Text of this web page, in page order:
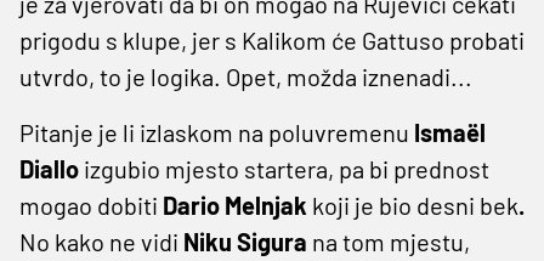
prigodu s klupe, jer s Kalikom će Gattuso probati
utvrdo, to je logika. Opet, možda iznenadi...
Pitanje je li izlaskom na poluvremenu Ismaël
Diallo izgubio mjesto startera, pa bi prednost
mogao dobiti Dario Melnjak koji je bio desni bek.
No kako ne vidi Niku Sigura na tom mjestu,